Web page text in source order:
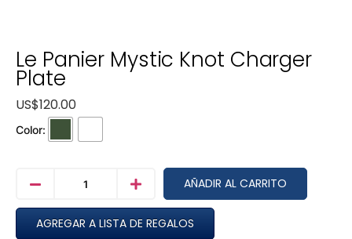
Le Panier Mystic Knot Charger
Plate
US$120.00
Color:
AÑADIR AL CARRITO
AGREGAR A LISTA DE REGALOS